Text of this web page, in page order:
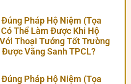
Pháp Hộ Niệm (Tọa
Thể Làm Được Khi Hộ
Thoại Tướng Tốt Trường
Vãng Sanh TPCL?
Pháp Hộ Niệm (Tọa